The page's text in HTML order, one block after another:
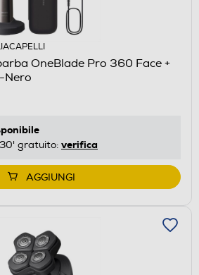
OneBlade Pro 360 Face +
Nero
gratuito: verifica
AGGIUNGI